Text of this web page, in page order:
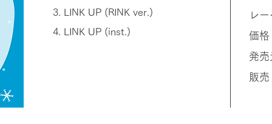
3. LINK UP (RINK ver.)
4. LINK UP (inst.)
レ
価
発
販